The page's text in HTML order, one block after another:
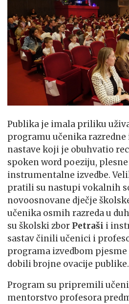
Publika je imala priliku
programu učenika
nastave koji je obuhvatio
spoken word poeziju,
instrumentalne izvedbe.
pratili su nastupi vokalnih
novoosnovane dječje
učenika osmih razreda u
su školski zbor Petraši i
sastav činili učenici i
programa izvedbom pjesme
dobili brojne ovacije publike.
Program su pripremili
mentorstvo profesora